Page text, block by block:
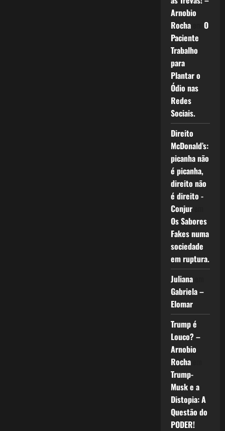
Arnobio
Rochaem O
Paciente
Trabalho
para
Plantar o
Ódio nas
Redes
Sociais.
Direito
McDonald’s:
picanha não
é picanha,
direito não
é direito -
Conjurem
Os Sabores
Fakes numa
sociedade
em ruptura.
Julianaem
Gabriela –
Elomar
Trump é
Louco? –
Arnobio
Rochaem
Trump-
Musk e a
Distopia: A
Questão do
PODER!